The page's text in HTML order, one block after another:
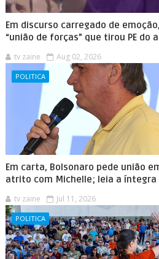
Em discurso carregado de
“união de forças” que tirou PE do
tv zaine Aug 02, 2026
POLITICA
Em carta, Bolsonaro pede união
atrito com Michelle; leia a íntegra
tv zaine Jul 11, 2026
POLITICA